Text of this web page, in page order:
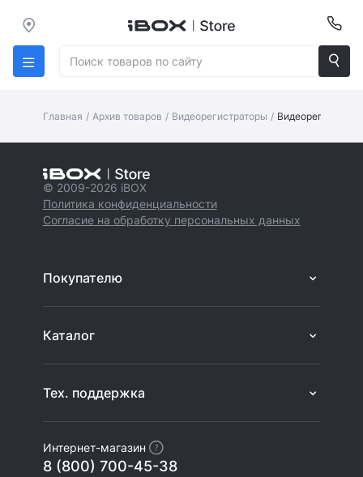
Главная / Архив товаров / Видеорегистраторы /
© 2009-2026 iBOX
Политика конфиденциальности
Согласие на обработку персональных данных
Покупателю
Каталог
Тех. поддержка
Интернет-магазин
8 (800) 700-45-38